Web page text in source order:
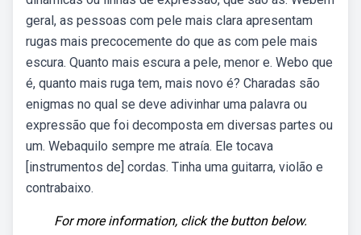
geral, as pessoas com pele mais clara apresentam
rugas mais precocemente do que as com pele mais
escura. Quanto mais escura a pele, menor e. Webo que
é, quanto mais ruga tem, mais novo é? Charadas são
enigmas no qual se deve adivinhar uma palavra ou
expressão que foi decomposta em diversas partes ou
um. Webaquilo sempre me atraía. Ele tocava
[instrumentos de] cordas. Tinha uma guitarra, violão e
contrabaixo.
For more information, click the button below.